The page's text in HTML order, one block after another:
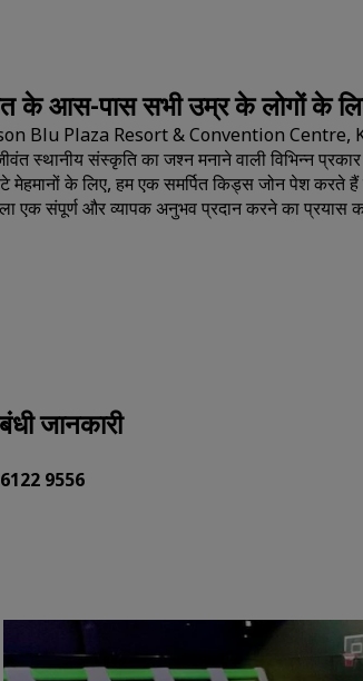
के आस-पास सभी उम्र के लोगों के लिए
Blu Plaza Resort & Convention Centre,
जीवंत स्थानीय संस्कृति का जश्न मनाने वाली विभिन्न
मेहमानों के लिए, हम एक समर्पित किड्स जोन पेश
एक संपूर्ण और व्यापक अनुभव प्रदान करने का प्रयास
जानकारी
9556